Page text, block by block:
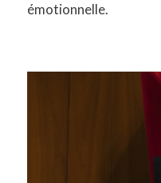
émotionnelle.